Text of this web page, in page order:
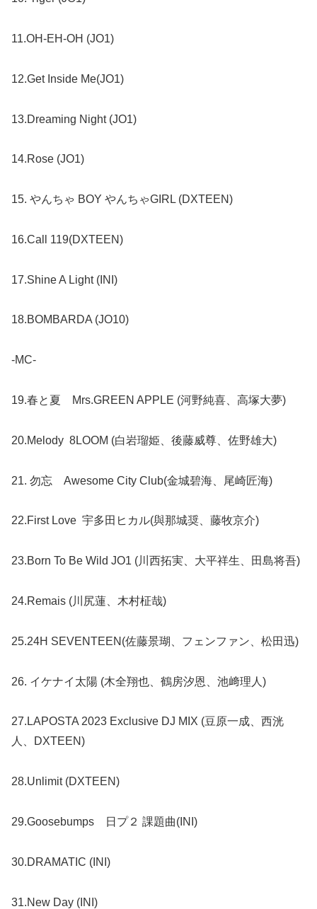
11.OH-EH-OH (JO1)
12.Get Inside Me(JO1)
13.Dreaming Night (JO1)
14.Rose (JO1)
15. やんちゃ BOY やんちゃGIRL (DXTEEN)
16.Call 119(DXTEEN)
17.Shine A Light (INI)
18.BOMBARDA (JO10)
-MC-
19.春と夏 Mrs.GREEN APPLE (河野純喜、高塚大夢)
20.Melody 8LOOM (白岩瑠姫、後藤威尊、佐野雄大)
21. 勿忘 Awesome City Club(金城碧海、尾崎匠海)
22.First Love 宇多田ヒカル(與那城奨、藤牧京介)
23.Born To Be Wild JO1 (川西拓実、大平祥生、田島将吾)
24.Remais (川尻蓮、木村柾哉)
25.24H SEVENTEEN(佐藤景瑚、フェンファン、松田迅)
26. イケナイ太陽 (木全翔也、鶴房汐恩、池﨑理人)
27.LAPOSTA 2023 Exclusive DJ MIX (豆原一成、西洸
人、DXTEEN)
28.Unlimit (DXTEEN)
29.Goosebumps 日プ２ 課題曲(INI)
30.DRAMATIC (INI)
31.New Day (INI)